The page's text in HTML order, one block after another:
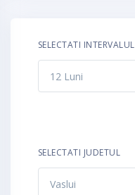
SELECTATI INTERVALUL
SELECTATI JUDETUL